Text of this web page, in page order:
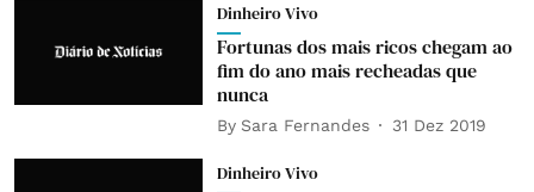
Dinheiro Vivo
Fortunas dos mais ricos chegam ao
fim do ano mais recheadas que
nunca
By Sara Fernandes 31 Dez 2019
Dinheiro Vivo